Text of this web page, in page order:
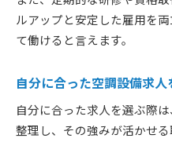
ルアップと安定した雇用を
て働けると言えます。
自分に合った空調設備求
自分に合った求人を選ぶ際
整理し、その強みが活かせ